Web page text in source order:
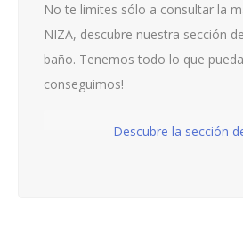
No te limites sólo a consultar la
NIZA, descubre nuestra sección
baño. Tenemos todo lo que
conseguimos!
Descubre la sección